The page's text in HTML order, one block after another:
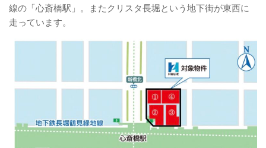
線の「心斎橋駅」。またクリスタ長堀という地下街が東西に
走っています。